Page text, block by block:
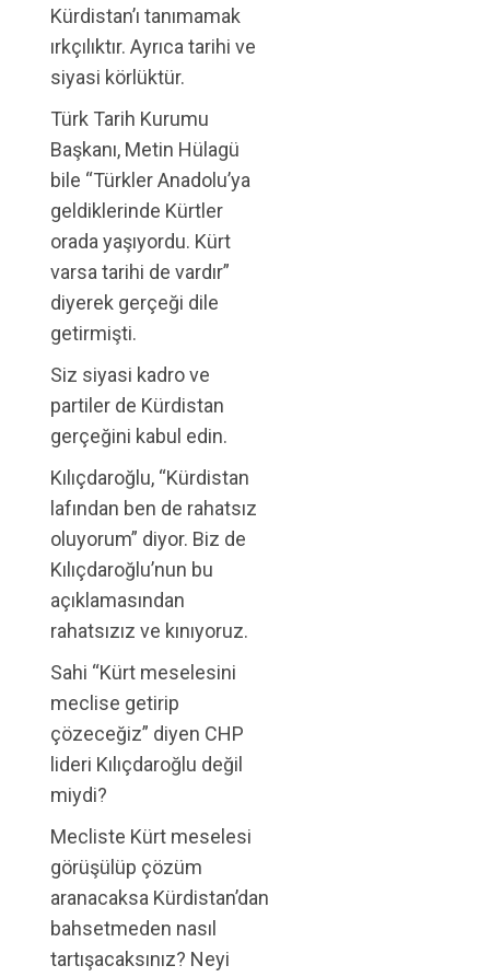
Kürdistan’ı tanımamak
ırkçılıktır. Ayrıca tarihi ve
siyasi körlüktür.
Türk Tarih Kurumu
Başkanı, Metin Hülagü
bile “Türkler Anadolu’ya
geldiklerinde Kürtler
orada yaşıyordu. Kürt
varsa tarihi de vardır”
diyerek gerçeği dile
getirmişti.
Siz siyasi kadro ve
partiler de Kürdistan
gerçeğini kabul edin.
Kılıçdaroğlu, “Kürdistan
lafından ben de rahatsız
oluyorum” diyor. Biz de
Kılıçdaroğlu’nun bu
açıklamasından
rahatsızız ve kınıyoruz.
Sahi “Kürt meselesini
meclise getirip
çözeceğiz” diyen CHP
lideri Kılıçdaroğlu değil
miydi?
Mecliste Kürt meselesi
görüşülüp çözüm
aranacaksa Kürdistan’dan
bahsetmeden nasıl
tartışacaksınız? Neyi